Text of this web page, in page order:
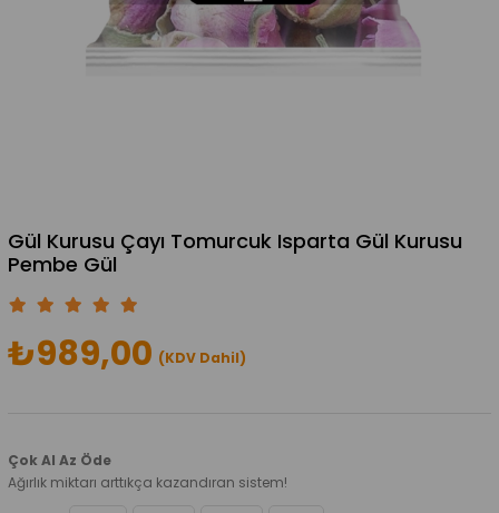
Gül Kurusu Çayı Tomurcuk Isparta Gül Kurusu
Pembe Gül
₺989,00 (KDV Dahil)
Çok Al Az Öde
Ağırlık miktarı arttıkça kazandıran sistem!